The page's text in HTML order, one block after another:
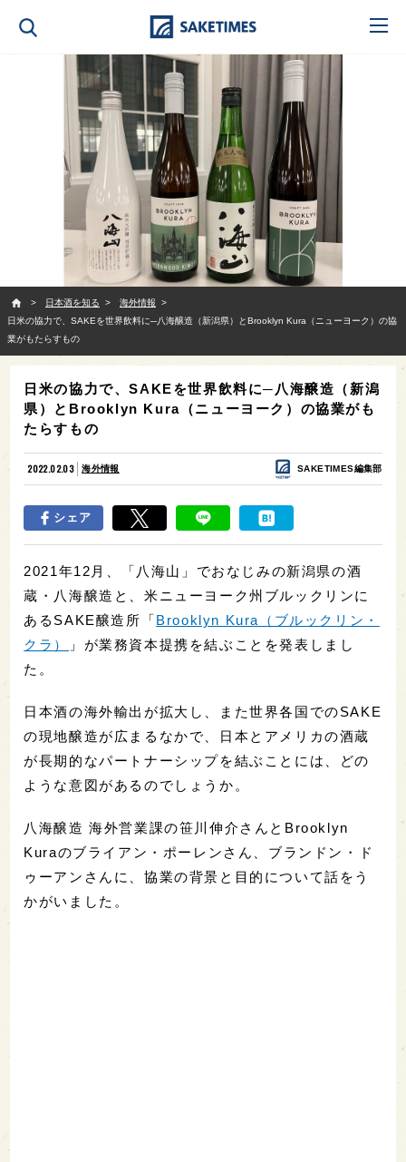
日本酒を知る
海外情報
日米の協力で、SAKEを世界飲料に─八海醸造（新潟県）とBrooklyn Kura（ニューヨーク）の協
業がもたらすもの
日米の協力で、SAKEを世界飲料に─八海醸造（新潟
県）とBrooklyn Kura（ニューヨーク）の協業がも
たらすもの
2022.02.03 海外情報 SAKETIMES編集部
シェア
2021年12月、「八海山」でおなじみの新潟県の酒
蔵・八海醸造と、米ニューヨーク州ブルックリンに
あるSAKE醸造所「Brooklyn Kura（ブルックリン・
クラ）
」が業務資本提携を結ぶことを発表しまし
た。
日本酒の海外輸出が拡大し、また世界各国でのSAKE
の現地醸造が広まるなかで、日本とアメリカの酒蔵
が長期的なパートナーシップを結ぶことには、どの
ような意図があるのでしょうか。
八海醸造 海外営業課の笹川伸介さんとBrooklyn
Kuraのブライアン・ポーレンさん、ブランドン・ド
ゥーアンさんに、協業の背景と目的について話をう
かがいました。